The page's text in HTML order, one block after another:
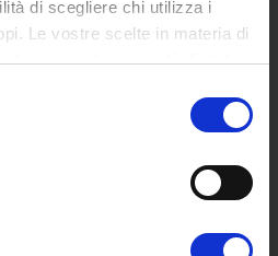
di scegliere chi utilizza i
Le vostre scelte in materia di
su questa proprietà digitale
consenso in qualsiasi
sui cookie o facendo clic
sulla tua posizione
iniziale degli insegnanti
Professionale